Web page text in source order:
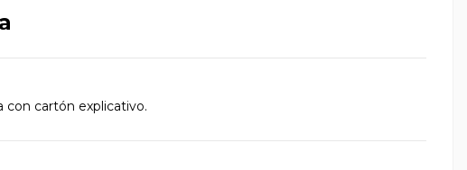
con cartón explicativo.